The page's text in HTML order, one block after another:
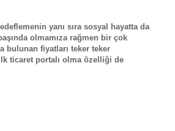
yanı sıra sosyal hayatta da
olmamıza rağmen bir çok
bulunan fiyatları teker teker
ticaret portalı olma özelliği de